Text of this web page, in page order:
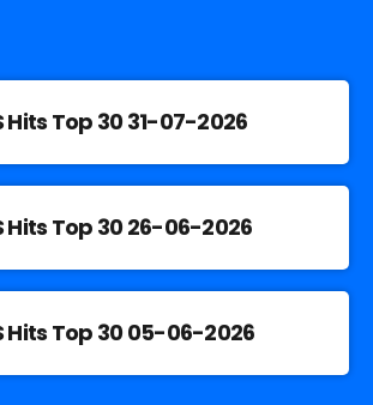
Hits Top 30 31-07-2026
Hits Top 30 26-06-2026
Hits Top 30 05-06-2026